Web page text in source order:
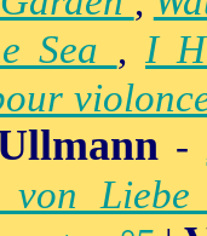
Sea ,I
-
von